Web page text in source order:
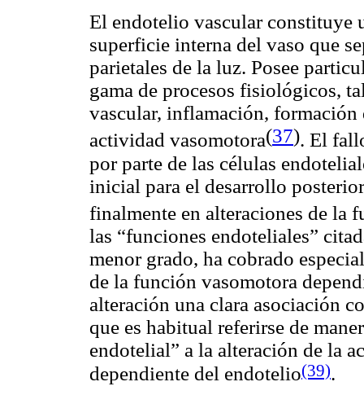
El endotelio vascular constituye
superficie interna del vaso que
parietales de la luz. Posee
gama de procesos fisiológicos,
vascular, inflamación,
actividad vasomotora(37). El
por parte de las células
inicial para el desarrollo
finalmente en alteraciones de la
las “funciones endoteliales”
menor grado, ha cobrado
de la función vasomotora
alteración una clara asociación
que es habitual referirse de
endotelial” a la alteración de la
dependiente del endotelio(39).